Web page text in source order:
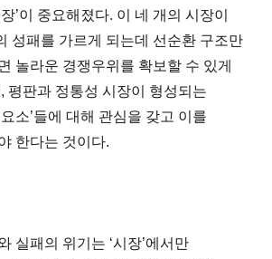
’이 중요해졌다. 이 네 개의 시장이
성패를 가르게 되는데 선순환 구조만
놀라운 경쟁우위를 확보할 수 있게
평판과 정통성 시장이 형성되는
소’들에 대해 관심을 갖고 이를
한다는 것이다.
실패의 위기는 ‘시장’에서만